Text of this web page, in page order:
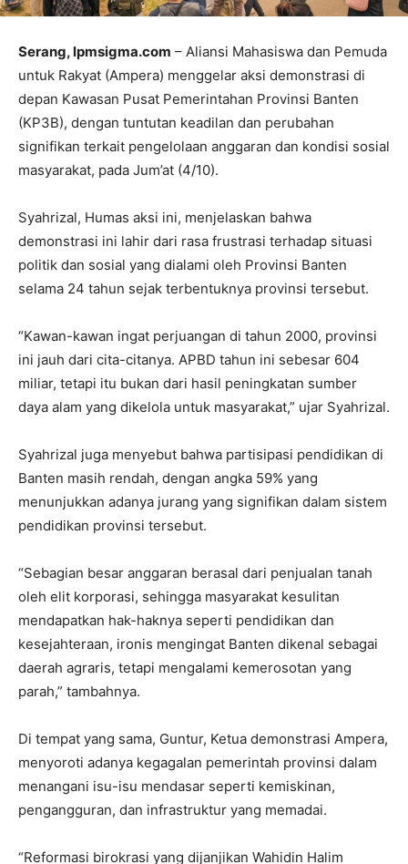
Serang, lpmsigma.com – Aliansi Mahasiswa dan Pemuda
untuk Rakyat (Ampera) menggelar aksi demonstrasi di
depan Kawasan Pusat Pemerintahan Provinsi Banten
(KP3B), dengan tuntutan keadilan dan perubahan
signifikan terkait pengelolaan anggaran dan kondisi sosial
masyarakat, pada Jum’at (4/10).
Syahrizal, Humas aksi ini, menjelaskan bahwa
demonstrasi ini lahir dari rasa frustrasi terhadap situasi
politik dan sosial yang dialami oleh Provinsi Banten
selama 24 tahun sejak terbentuknya provinsi tersebut.
“Kawan-kawan ingat perjuangan di tahun 2000, provinsi
ini jauh dari cita-citanya. APBD tahun ini sebesar 604
miliar, tetapi itu bukan dari hasil peningkatan sumber
daya alam yang dikelola untuk masyarakat,” ujar Syahrizal.
Syahrizal juga menyebut bahwa partisipasi pendidikan di
Banten masih rendah, dengan angka 59% yang
menunjukkan adanya jurang yang signifikan dalam sistem
pendidikan provinsi tersebut.
“Sebagian besar anggaran berasal dari penjualan tanah
oleh elit korporasi, sehingga masyarakat kesulitan
mendapatkan hak-haknya seperti pendidikan dan
kesejahteraan, ironis mengingat Banten dikenal sebagai
daerah agraris, tetapi mengalami kemerosotan yang
parah,” tambahnya.
Di tempat yang sama, Guntur, Ketua demonstrasi Ampera,
menyoroti adanya kegagalan pemerintah provinsi dalam
menangani isu-isu mendasar seperti kemiskinan,
pengangguran, dan infrastruktur yang memadai.
“Reformasi birokrasi yang dijanjikan Wahidin Halim